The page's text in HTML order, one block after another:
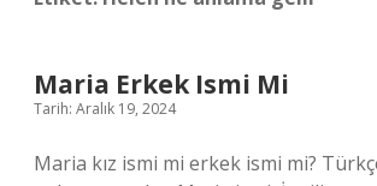
Maria Erkek Ismi Mi
Tarih: Aralık 19, 2024
Maria kız ismi mi erkek ismi mi?